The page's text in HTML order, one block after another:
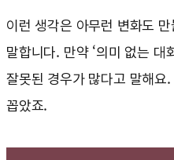
이런 생각은 아무런 변화도
말합니다. 만약 ‘의미 없는 대
잘못된 경우가 많다고 말해요
꼽았죠.